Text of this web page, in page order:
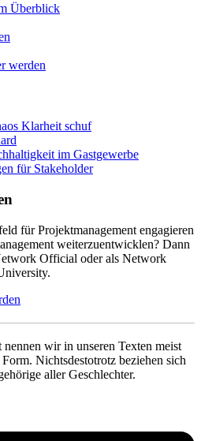
Überblick
werden
Klarheit schuf
im Gastgewerbe
für Stakeholder
für Projektmanagement engagieren
weiterzuentwicklen? Dann
Official oder als Network
wir in unseren Texten meist
Nichtsdestotrotz beziehen sich
aller Geschlechter.